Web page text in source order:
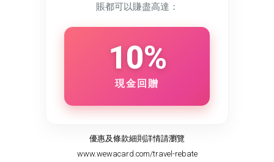
賬都可以賺盡高達：
10%
現金回贈
優惠及條款細則詳情請瀏覽
www.wewacard.com/travel-rebate